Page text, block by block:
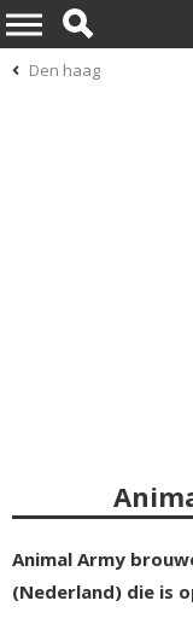
Den haag
Animal Army
(Nederland) die is